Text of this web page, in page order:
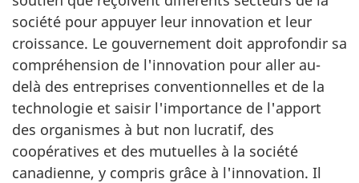
société pour appuyer leur innovation et leur
croissance. Le gouvernement doit approfondir sa
compréhension de l'innovation pour aller au-
delà des entreprises conventionnelles et de la
technologie et saisir l'importance de l'apport
des organismes à but non lucratif, des
coopératives et des mutuelles à la société
canadienne, y compris grâce à l'innovation. Il